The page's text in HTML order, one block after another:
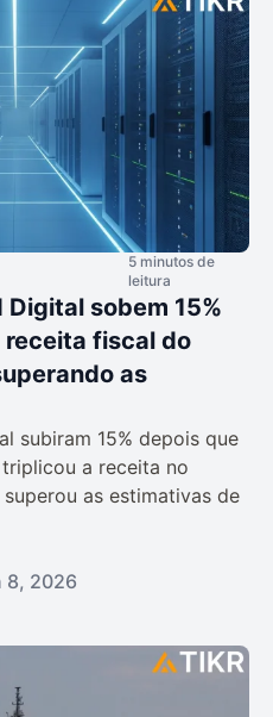
5 minutos de
leitura
sobem 15%
fiscal do
as
subiram 15% depois que
a receita no
as estimativas de
8, 2026